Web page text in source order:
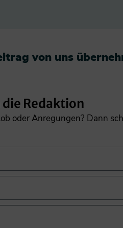
von uns
Redaktion
oder Anregungen? Dann